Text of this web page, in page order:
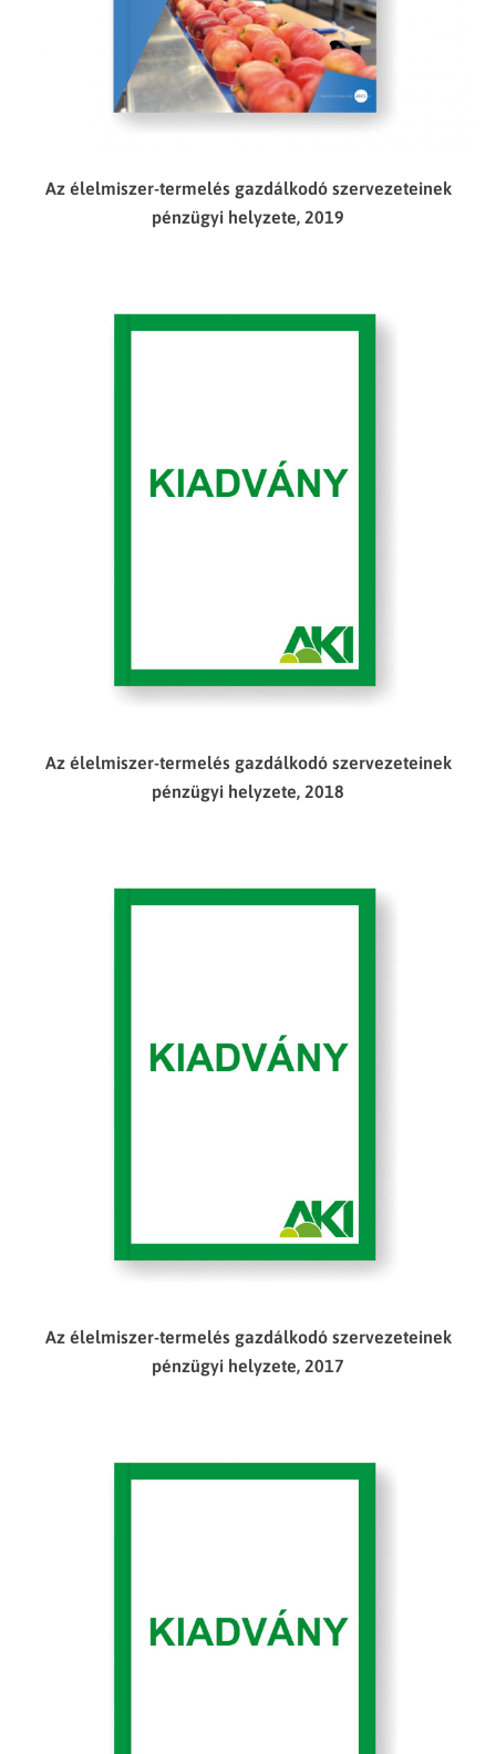
Az élelmiszer-termelés gazdálkodó szervezeteinek
pénzügyi helyzete, 2019
Az élelmiszer-termelés gazdálkodó szervezeteinek
pénzügyi helyzete, 2018
Az élelmiszer-termelés gazdálkodó szervezeteinek
pénzügyi helyzete, 2017